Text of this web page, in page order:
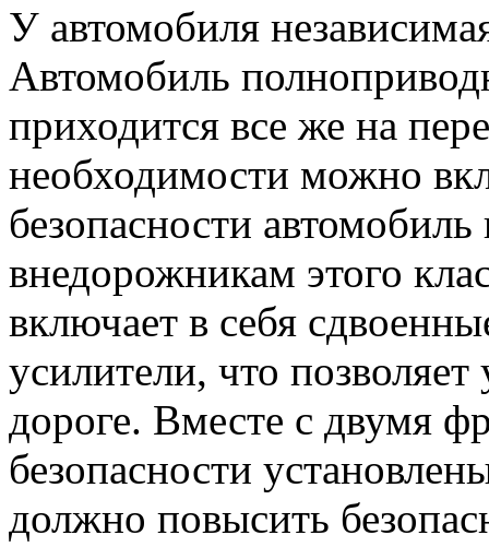
У автомобиля
Автомобиль
приходится все же на
необходимости можно
безопасности
внедорожникам этого
включает в себя
усилители, что позволяет
дороге. Вместе с двумя
безопасности
должно повысить